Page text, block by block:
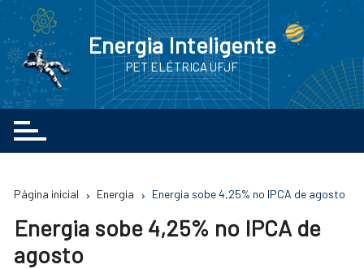
Ir
conteúdo
Energia Inteligente
PET ELÉTRICA UFJF
Página inicial Energia Energia sobe 4,25% no IPCA de agosto
Energia sobe 4,25% no IPCA de
agosto